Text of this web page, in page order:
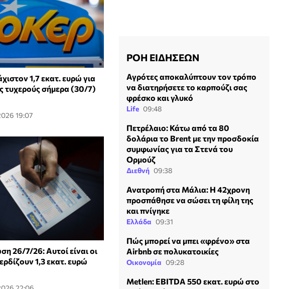
1,7 εκατ. ευρώ για
τυχερούς σήμερα (30/7)
19:07
26/7/26: Αυτοί είναι οι
1,3 εκατ. ευρώ
ΡΟΗ ΕΙΔΗΣΕΩΝ
Αγρότες αποκαλύπτουν τον τρόπο
να διατηρήσετε το καρπούζι σας
φρέσκο και γλυκό
Life 09:48
Πετρέλαιο: Κάτω από τα 80
δολάρια το Brent με την προσδοκία
συμφωνίας για τα Στενά του
Ορμούζ
Διεθνή 09:38
Ανατροπή στα Μάλια: Η 42χρονη
προσπάθησε να σώσει τη φίλη της
και πνίγηκε
Ελλάδα 09:31
Πώς μπορεί να μπει «φρένο» στα
Airbnb σε πολυκατοικίες
Οικονομία 09:28
Metlen: EBITDA 550 εκατ. ευρώ στο